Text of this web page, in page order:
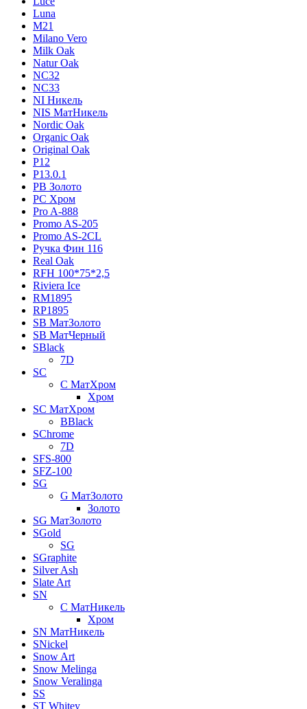
Luna
M21
Milano Vero
Milk Oak
Natur Oak
NC32
NC33
NI Никель
NIS МатНикель
Nordic Oak
Organic Oak
Original Oak
P12
P13.0.1
PB Золото
PC Хром
Pro A-888
Promo AS-205
Promo AS-2CL
Pучка Фин 116
Real Oak
RFH 100*75*2,5
Riviera Ice
RM1895
RP1895
SB МатЗолото
SB МатЧерный
SBlack
7D
SC
C МатХром
Хром
SC МатХром
BBlack
SChrome
7D
SFS-800
SFZ-100
SG
G МатЗолото
Золото
SG МатЗолото
SGold
SG
SGraphite
Silver Ash
Slate Art
SN
C МатНикель
Хром
SN МатНикель
SNickel
Snow Art
Snow Melinga
Snow Veralinga
SS
ST Whitey